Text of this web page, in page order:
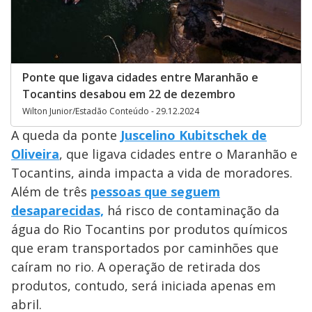
Ponte que ligava cidades entre Maranhão e
Tocantins desabou em 22 de dezembro
Wilton Junior/Estadão Conteúdo - 29.12.2024
A queda da ponte Juscelino Kubitschek de
Oliveira, que ligava cidades entre o Maranhão e
Tocantins, ainda impacta a vida de moradores.
Além de três pessoas que seguem
desaparecidas, há risco de contaminação da
água do Rio Tocantins por produtos químicos
que eram transportados por caminhões que
caíram no rio. A operação de retirada dos
produtos, contudo, será iniciada apenas em
abril.